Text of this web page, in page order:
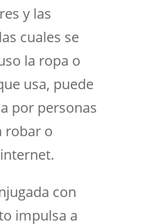
y las
cuales se
la ropa o
usa, puede
por personas
robar o
con
impulsa a